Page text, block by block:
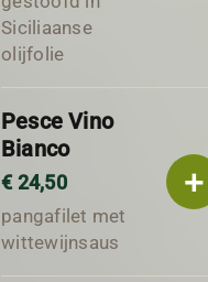
Siciliaanse
olijfolie
Pesce Vino
Bianco
€ 24,50
pangafilet met
wittewijnsaus
+